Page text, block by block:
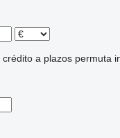
crédito a plazos permuta